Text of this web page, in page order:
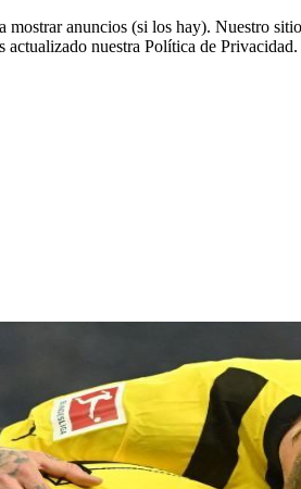
anuncios (si los hay). Nuestro
nuestra Política de